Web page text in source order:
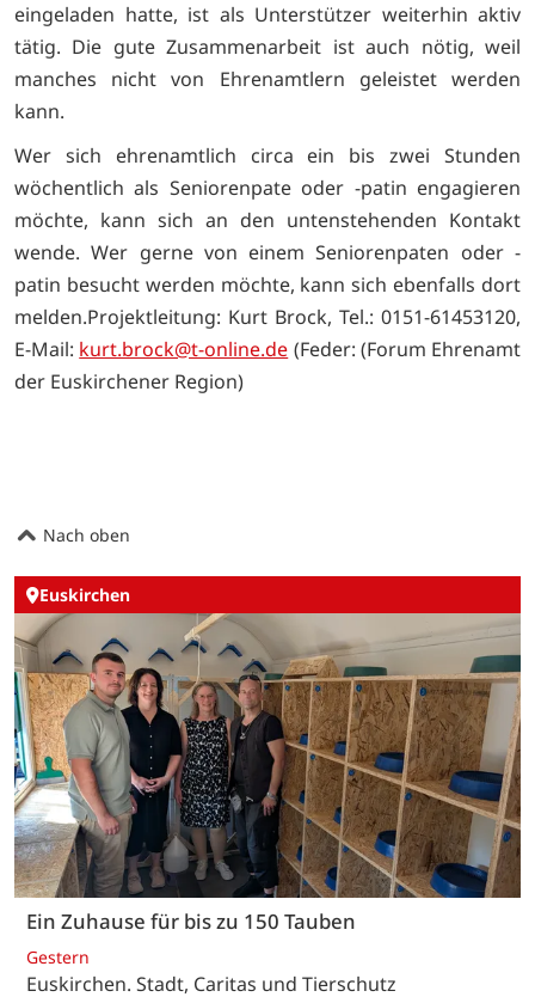
eingeladen hatte, ist als Unterstützer weiterhin aktiv
tätig. Die gute Zusammenarbeit ist auch nötig, weil
manches nicht von Ehrenamtlern geleistet werden
kann.
Wer sich ehrenamtlich circa ein bis zwei Stunden
wöchentlich als Seniorenpate oder -patin engagieren
möchte, kann sich an den untenstehenden Kontakt
wende. Wer gerne von einem Seniorenpaten oder -
patin besucht werden möchte, kann sich ebenfalls dort
melden.Projektleitung: Kurt Brock, Tel.: 0151-61453120,
E-Mail: kurt.brock@t-online.de (Feder: (Forum Ehrenamt
der Euskirchener Region)
Nach oben
Euskirchen
Ein Zuhause für bis zu 150 Tauben
Gestern
Euskirchen. Stadt, Caritas und Tierschutz